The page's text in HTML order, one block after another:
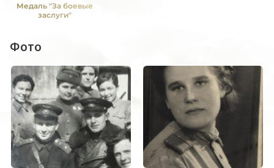
Медаль "За боевые
заслуги"
Фото